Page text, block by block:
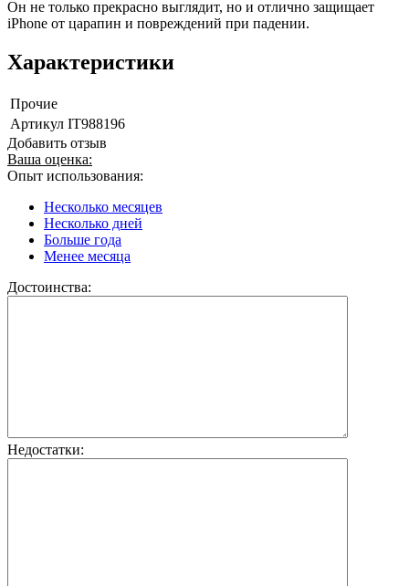
Он не только прекрасно выглядит, но и отлично защищает
iPhone от царапин и повреждений при падении.
Характеристики
Прочие
Артикул IT988196
Добавить отзыв
Ваша оценка:
Опыт использования:
Несколько месяцев
Несколько дней
Больше года
Менее месяца
Достоинства:
Недостатки: